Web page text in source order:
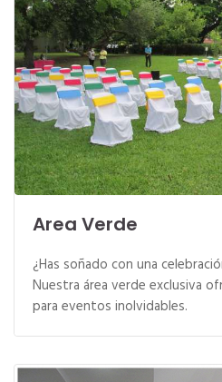
Area Verde
¿Has soñado con una
Nuestra área verde exclusiva
para eventos inolvidables.